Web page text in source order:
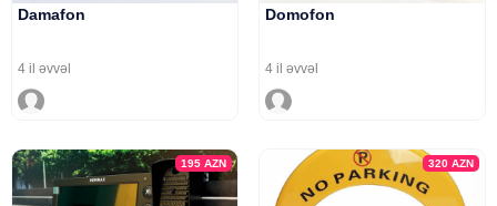
Damafon
4 il əvvəl
Domofon
4 il əvvəl
195AZN 320 AZN